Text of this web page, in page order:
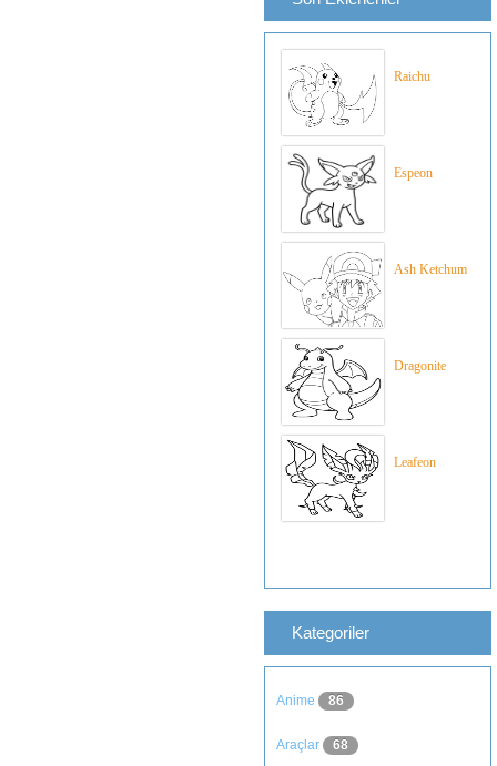
Raichu
Espeon
Ash Ketchum
Dragonite
Leafeon
Kategoriler
Anime 86
Araçlar 68